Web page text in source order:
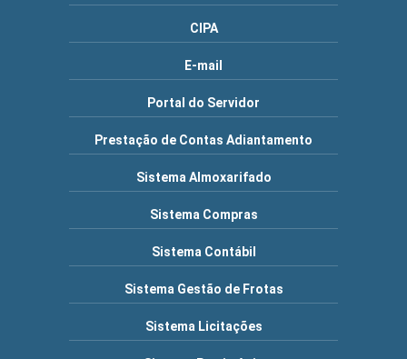
CIPA
E-mail
Portal do Servidor
Prestação de Contas Adiantamento
Sistema Almoxarifado
Sistema Compras
Sistema Contábil
Sistema Gestão de Frotas
Sistema Licitações